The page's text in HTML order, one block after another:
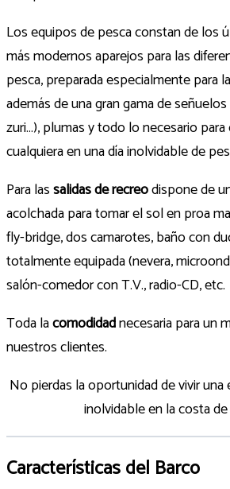
Los equipos de pesca constan de los
más modernos aparejos para las
pesca, preparada especialmente para la
además de una gran gama de
zuri…), plumas y todo lo necesario
cualquiera en una día inolvidable de
Para lassalidas de recreodispone de
acolchada para tomar el sol en proa
fly-bridge, dos camarotes, baño con
totalmente equipada (nevera,
salón-comedor con T.V., radio-CD, etc.
Toda lacomodidadnecesaria para un
nuestros clientes.
No pierdas la oportunidad de vivir
inolvidable en la costa
Características del Barco